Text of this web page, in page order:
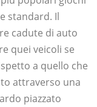
standard. Il
cadute di auto
quei veicoli se
a quello che
attraverso una
piazzato